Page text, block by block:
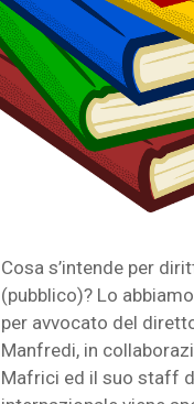
Cosa s’intende per
(pubblico)? Lo
per avvocato del
Manfredi, in
Mafrici ed il suo staff